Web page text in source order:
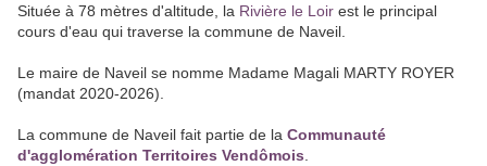
Située à 78 mètres d'altitude, la Rivière le Loir est le principal
cours d'eau qui traverse la commune de Naveil.
Le maire de Naveil se nomme Madame Magali MARTY ROYER
(mandat 2020-2026).
La commune de Naveil fait partie de la Communauté
d'agglomération Territoires Vendômois